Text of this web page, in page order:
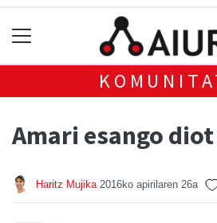
Amari esango diot
Haritz Mujika 2016ko apirilaren 26a